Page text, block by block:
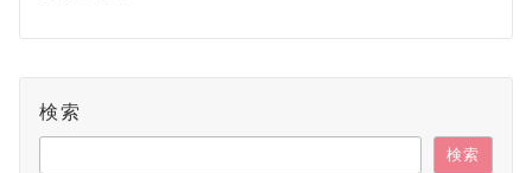
シ
ョ
ン
検索
検索